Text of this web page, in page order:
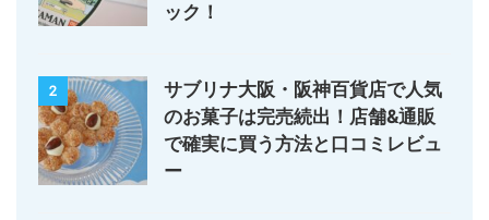
ック！
2
サブリナ大阪・阪神百貨店で人気
のお菓子は完売続出！店舗&通販
で確実に買う方法と口コミレビュ
ー